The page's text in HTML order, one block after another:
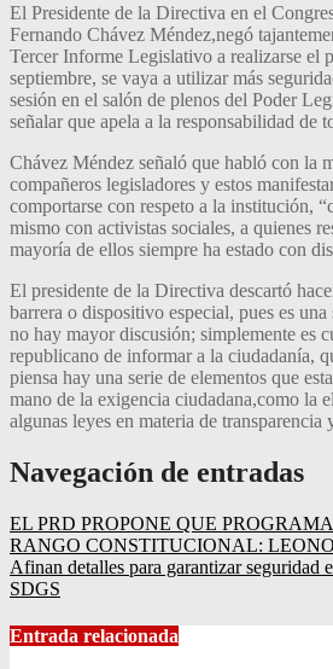
El Presidente de la Directiva en el
Fernando Chávez Méndez,negó
TercerInforme Legislativo a realizarse el
septiembre, se vaya a utilizar más
sesión en el salón de plenos del PoderL
señalar que apela a la responsabilidad de
Chávez Méndez señaló que habló con la
compañeros legisladores y estos
comportarse con respeto a la institución,
mismo con activistas sociales, a quienes
mayoría de ellos siempre ha estado con
El presidente de la Directiva descartó
barrera o dispositivo especial, pues es
no hay mayor discusión; simplemente es
republicano de informar a la ciudadanía,
piensa hay una serie de elementos que
mano de la exigencia ciudadana,como la
algunas leyes en materia de transparencia
Navegación de entradas
EL PRD PROPONE QUE
RANGO CONSTITUCIONAL:
Afinan detalles para garantizar seguridad
SDGS
Entrada relacionada